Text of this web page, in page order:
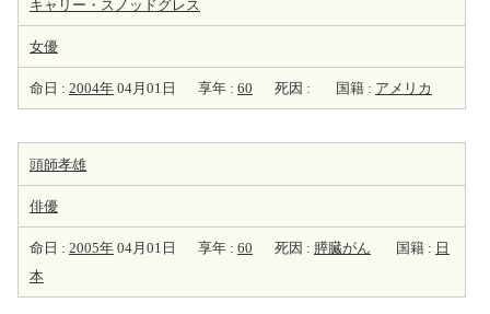
キャリー・スノッドグレス
女優
命日 : 2004年 04月01日 享年 : 60 死因 : 国籍 : アメリカ
頭師孝雄
俳優
命日 : 2005年 04月01日 享年 : 60 死因 : 膵臓がん 国籍 : 日
本